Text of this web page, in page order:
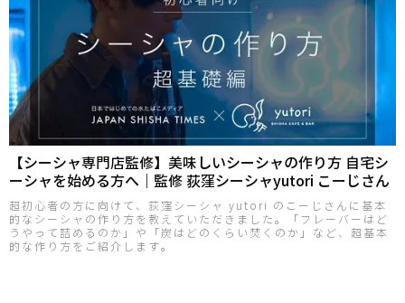
【シーシャ専門店監修】美味しいシーシャの作り方 自宅シ
ーシャを始める方へ｜監修 荻窪シーシャyutori こーじさん
超初心者の方に向けて、荻窪シーシャ yutori のこーじさんに基本
的なシーシャの作り方を教えていただきました。「フレーバーはど
うやって詰めるのか」や「炭はどのくらい焚くのか」など、超基本
的な作り方をご紹介します。